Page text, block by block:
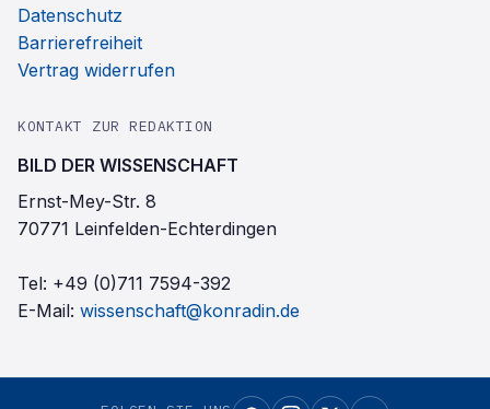
Datenschutz
Barrierefreiheit
Vertrag widerrufen
KONTAKT ZUR REDAKTION
BILD DER WISSENSCHAFT
Ernst-Mey-Str. 8
70771 Leinfelden-Echterdingen
Tel: +49 (0)711 7594-392
E-Mail: wissenschaft@konradin.de